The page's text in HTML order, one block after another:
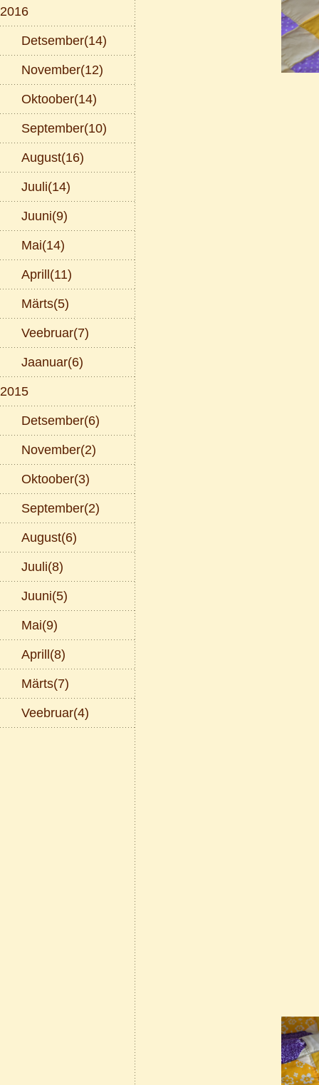
2016
Detsember(14)
November(12)
Oktoober(14)
September(10)
August(16)
Juuli(14)
Juuni(9)
Mai(14)
Aprill(11)
Märts(5)
Veebruar(7)
Jaanuar(6)
2015
Detsember(6)
November(2)
Oktoober(3)
September(2)
August(6)
Juuli(8)
Juuni(5)
Mai(9)
Aprill(8)
Märts(7)
Veebruar(4)